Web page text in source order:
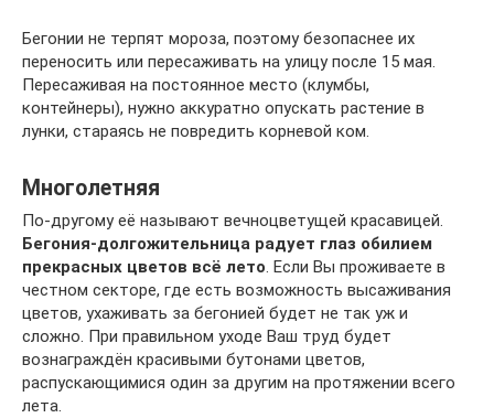
Бегонии не терпят мороза, поэтому безопаснее их
переносить или пересаживать на улицу после 15 мая.
Пересаживая на постоянное место (клумбы,
контейнеры), нужно аккуратно опускать растение в
лунки, стараясь не повредить корневой ком.
Многолетняя
По-другому её называют вечноцветущей красавицей.
Бегония-долгожительница радует глаз обилием
прекрасных цветов всё лето. Если Вы проживаете в
честном секторе, где есть возможность высаживания
цветов, ухаживать за бегонией будет не так уж и
сложно. При правильном уходе Ваш труд будет
вознаграждён красивыми бутонами цветов,
распускающимися один за другим на протяжении всего
лета.